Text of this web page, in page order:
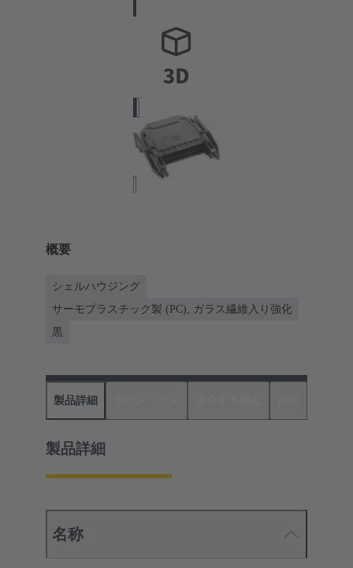
概要
シェルハウジング
サーモプラスチック製 (PC), ガラス繊維入り強化
黒
製品詳細
製品詳細
名称